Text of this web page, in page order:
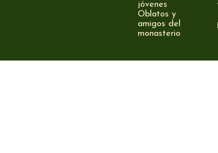
jóvenes
Oblatos y
amigos del
monasterio